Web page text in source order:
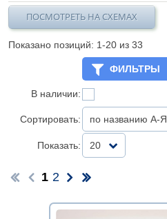
ПОСМОТРЕТЬ НА СХЕМАХ
Показано позиций: 1-20 из 33
ФИЛЬТРЫ
В наличии:
Сортировать: по названию А-Я
Показать: 20
1 2